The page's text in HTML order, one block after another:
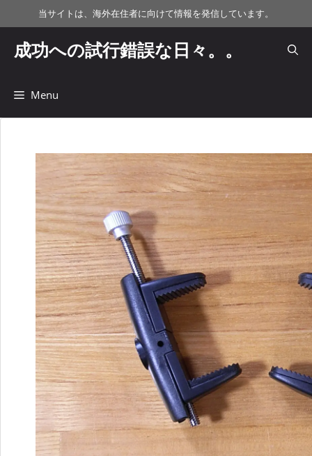
ン
当サイトは、海外在住者に向けて情報を発信しています。
成功への試行錯誤な日々。。
Menu